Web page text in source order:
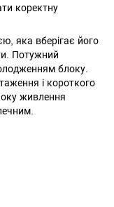
коректну
яка вберігає його
Потужний
блоку.
і короткого
живлення